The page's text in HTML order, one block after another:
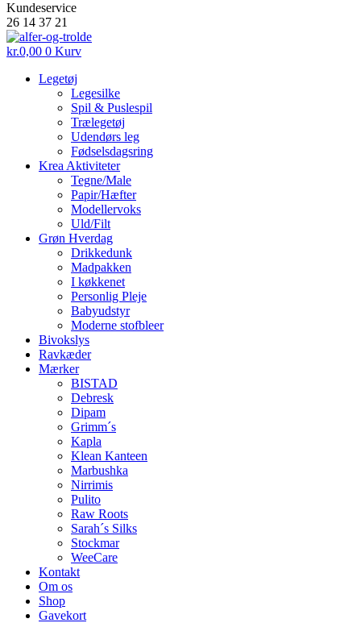
Kundeservice
26 14 37 21
kr.0,00 0 Kurv
Legetøj
Legesilke
Spil & Puslespil
Trælegetøj
Udendørs leg
Fødselsdagsring
Krea Aktiviteter
Tegne/Male
Papir/Hæfter
Modellervoks
Uld/Filt
Grøn Hverdag
Drikkedunk
Madpakken
I køkkenet
Personlig Pleje
Babyudstyr
Moderne stofbleer
Bivokslys
Ravkæder
Mærker
BISTAD
Debresk
Dipam
Grimm´s
Kapla
Klean Kanteen
Marbushka
Nirrimis
Pulito
Raw Roots
Sarah´s Silks
Stockmar
WeeCare
Kontakt
Om os
Shop
Gavekort